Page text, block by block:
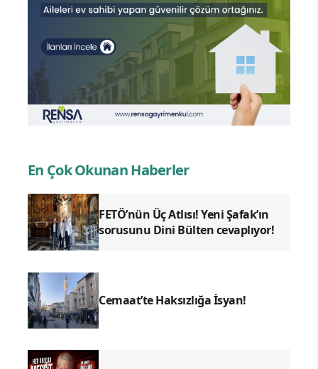
En Çok Okunan Haberler
FETÖ’nün Üç Atlısı! Yeni Şafak’ın
sorusunu Dini Bülten cevaplıyor!
Cemaat’te Haksızlığa İsyan!